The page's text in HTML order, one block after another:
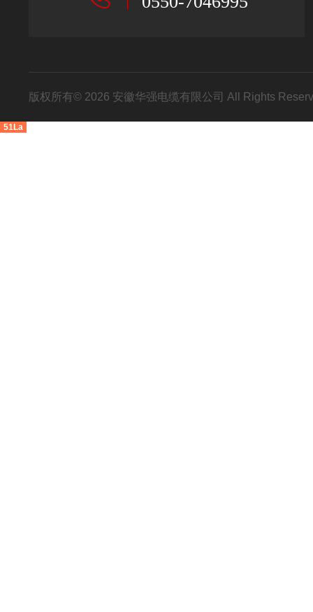
版权所有© 2026 安徽华强电缆有限公司 All Rights
51La